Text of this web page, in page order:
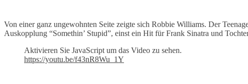
Von einer ganz ungewohnten Seite zeigte sich Robbie Williams. Der
Auskopplung “Somethin’ Stupid”, einst ein Hit für Frank Sinatra und
Aktivieren Sie JavaScript um das Video zu sehen.
https://youtu.be/f43nR8Wu_1Y